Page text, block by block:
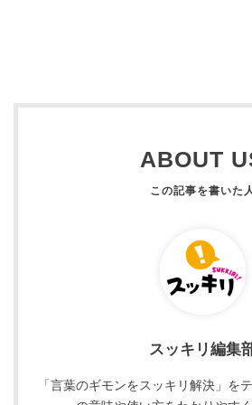
ABOUT
スッキリ編集
「言葉のギモンをスッキリ解決」を